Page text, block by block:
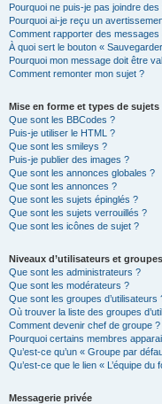
Pourquoi ne puis-je pas joindre
Pourquoi ai-je reçu un
Comment rapporter des messages
À quoi sert le bouton «
Pourquoi mon message doit être
Comment remonter mon sujet ?
Mise en forme et types de sujets
Que sont les BBCodes ?
Puis-je utiliser le HTML ?
Que sont les smileys ?
Puis-je publier des images ?
Que sont les annonces globales ?
Que sont les annonces ?
Que sont les sujets épinglés ?
Que sont les sujets verrouillés ?
Que sont les icônes de sujet ?
Niveaux d’utilisateurs et groupes
Que sont les administrateurs ?
Que sont les modérateurs ?
Que sont les groupes d’utilisateurs
Où trouver la liste des groupes
Comment devenir chef de groupe ?
Pourquoi certains membres
Qu’est-ce qu’un « Groupe par
Qu’est-ce que le lien « L’équipe du
Messagerie privée